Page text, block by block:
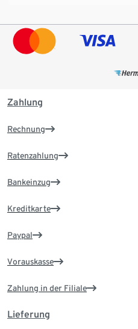
Zahlung
Rechnung
Ratenzahlung
Bankeinzug
Kreditkarte
Paypal
Vorauskasse
Zahlung in der Filiale
Lieferung